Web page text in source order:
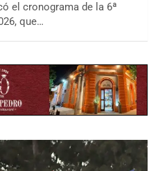
el cronograma de la 6ª
que…